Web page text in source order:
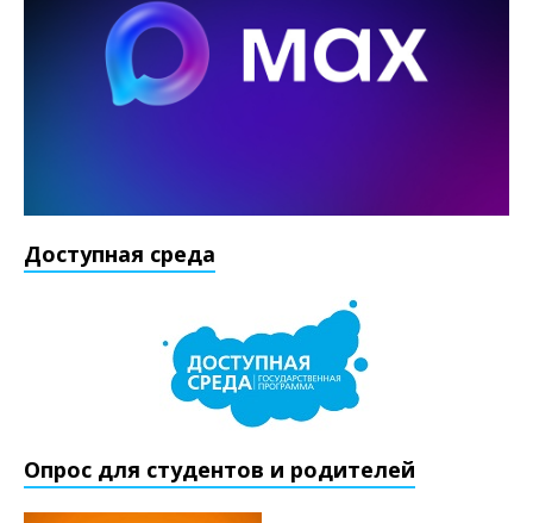
Доступная среда
Опрос для студентов и родителей